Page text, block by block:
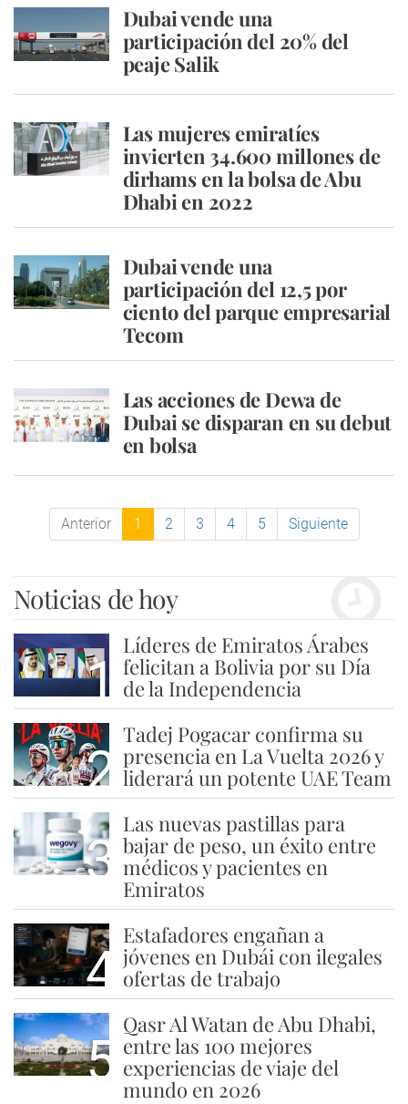
Dubai vende una
participación del 20% del
peaje Salik
Las mujeres emiratíes
invierten 34.600 millones de
dirhams en la bolsa de Abu
Dhabi en 2022
Dubai vende una
participación del 12,5 por
ciento del parque empresarial
Tecom
Las acciones de Dewa de
Dubai se disparan en su debut
en bolsa
Anterior 1 2 3 4 5 Siguiente
Noticias de hoy
1
Líderes de Emiratos Árabes
felicitan a Bolivia por su Día
de la Independencia
2
Tadej Pogacar confirma su
presencia en La Vuelta 2026 y
liderará un potente UAE Team
3
Las nuevas pastillas para
bajar de peso, un éxito entre
médicos y pacientes en
Emiratos
4
Estafadores engañan a
jóvenes en Dubái con ilegales
ofertas de trabajo
5
Qasr Al Watan de Abu Dhabi,
entre las 100 mejores
experiencias de viaje del
mundo en 2026